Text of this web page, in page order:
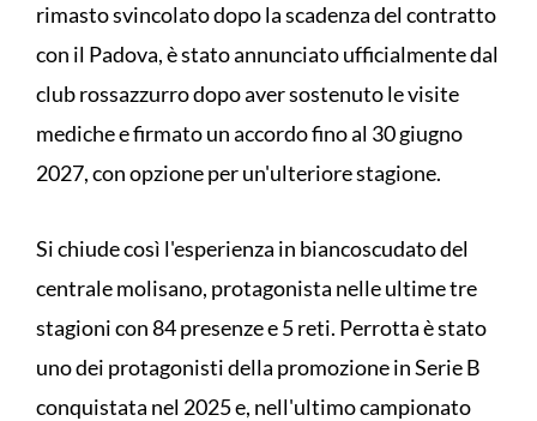
rimasto svincolato dopo la scadenza del contratto
con il Padova, è stato annunciato ufficialmente dal
club rossazzurro dopo aver sostenuto le visite
mediche e firmato un accordo fino al 30 giugno
2027, con opzione per un'ulteriore stagione.
Si chiude così l'esperienza in biancoscudato del
centrale molisano, protagonista nelle ultime tre
stagioni con 84 presenze e 5 reti. Perrotta è stato
uno dei protagonisti della promozione in Serie B
conquistata nel 2025 e, nell'ultimo campionato